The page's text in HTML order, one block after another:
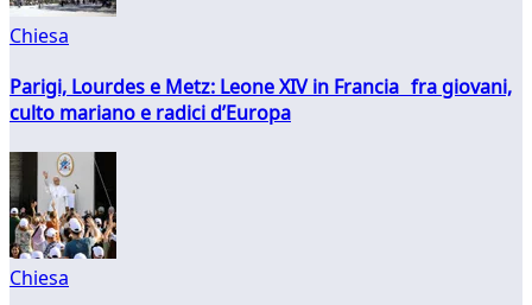
Chiesa
Parigi, Lourdes e Metz: Leone XIV in Francia fra giovani,
culto mariano e radici d’Europa
Chiesa